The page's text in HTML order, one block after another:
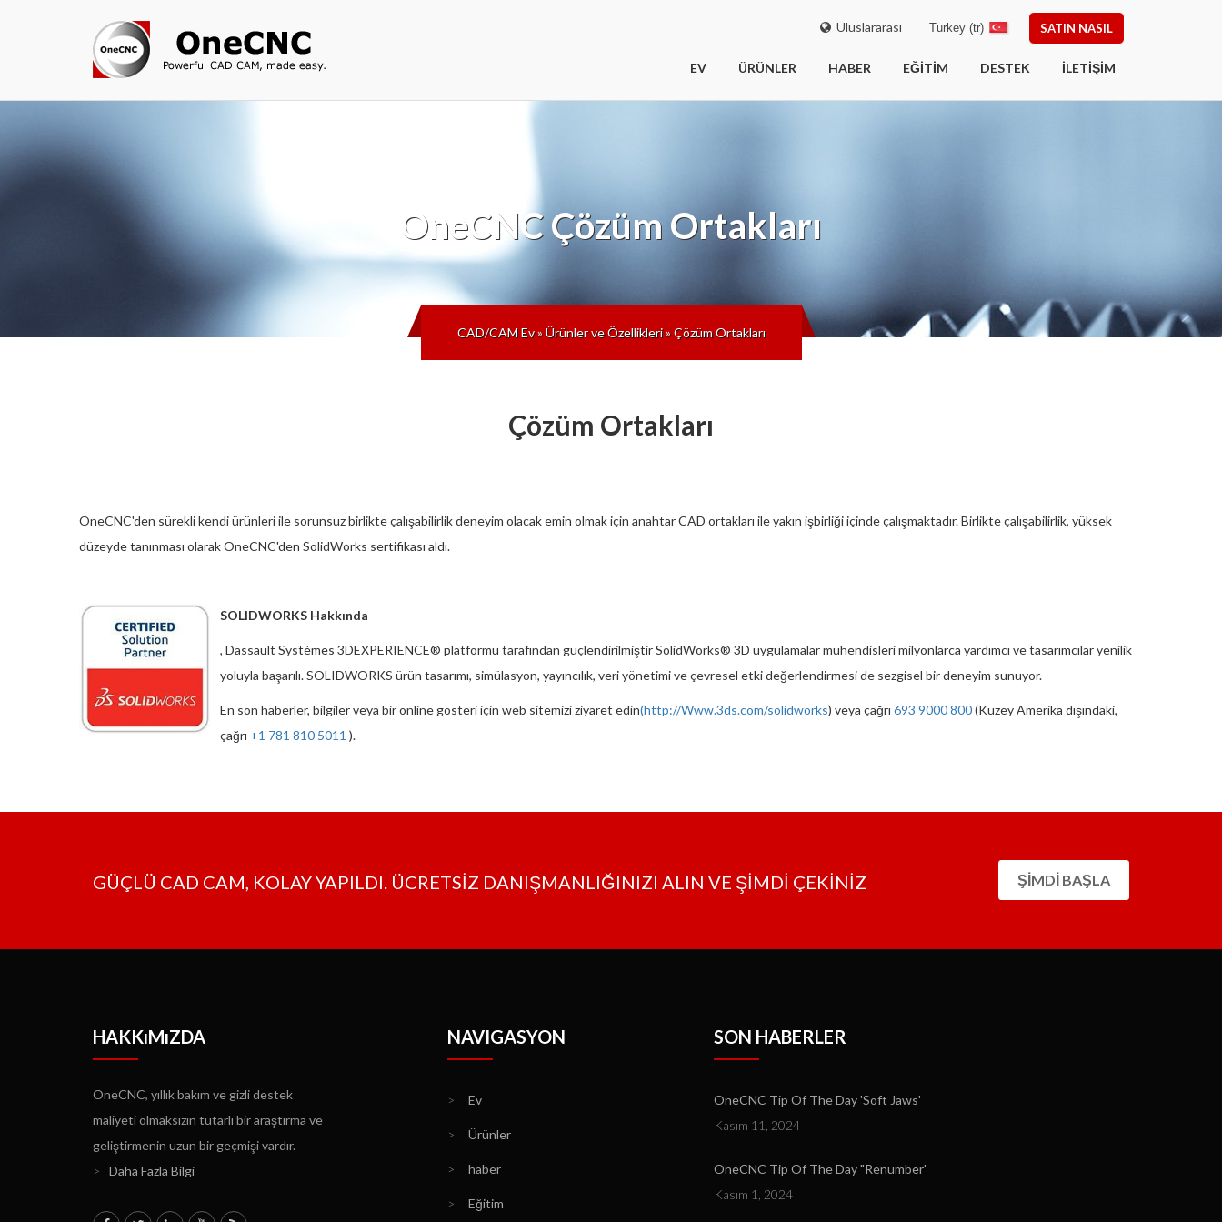
Uluslararası SATIN NASIL
Turkey (tr)
EV ÜRÜNLER HABER EĞITIM DESTEK İLETIŞIM
OneCNCÇözüm Ortakları
CAD/CAM Ev»Ürünler ve Özellikleri»Çözüm Ortakları
Çözüm Ortakları
OneCNC'den sürekli kendi ürünleri ile sorunsuz birlikte çalışabilirlik deneyim olacak emin olmak için anahtar CAD ortakları ile yakın işbirliği içinde çalışmaktadır. Birlikte çalışabilirlik, yüksek
düzeyde tanınması olarak OneCNC'den SolidWorks sertifikası aldı.
SOLIDWORKS Hakkında
, Dassault Systèmes 3DEXPERIENCE® platformu tarafından güçlendirilmiştir SolidWorks® 3D uygulamalar mühendisleri milyonlarca yardımcı ve tasarımcılar yenilik
yoluyla başarılı. SOLIDWORKS ürün tasarımı, simülasyon, yayıncılık, veri yönetimi ve çevresel etki değerlendirmesi de sezgisel bir deneyim sunuyor.
En son haberler, bilgiler veya bir online gösteri için web sitemizi ziyaret edin(http://Www.3ds.com/solidworks) veya çağrı 693 9000 800(Kuzey Amerika dışındaki,
çağrı +1 781 810 5011 ).
GÜÇLÜ CAD CAM, KOLAY YAPILDI. ÜCRETSİZ DANIŞMANLIĞINIZI ALIN VE ŞİMDİ ÇEKİNİZ ŞIMDI BAŞLA
HAKKıMıZDA
OneCNC, yıllık bakım ve gizli destek
maliyeti olmaksızın tutarlı bir araştırma ve
geliştirmenin uzun bir geçmişi vardır.
>
Daha Fazla Bilgi
NAVIGASYON
> Ev
> Ürünler
> haber
> Eğitim
SON HABERLER
OneCNC Tip Of The Day 'Soft Jaws'
Kasım 11, 2024
OneCNC Tip Of The Day "Renumber'
Kasım 1, 2024